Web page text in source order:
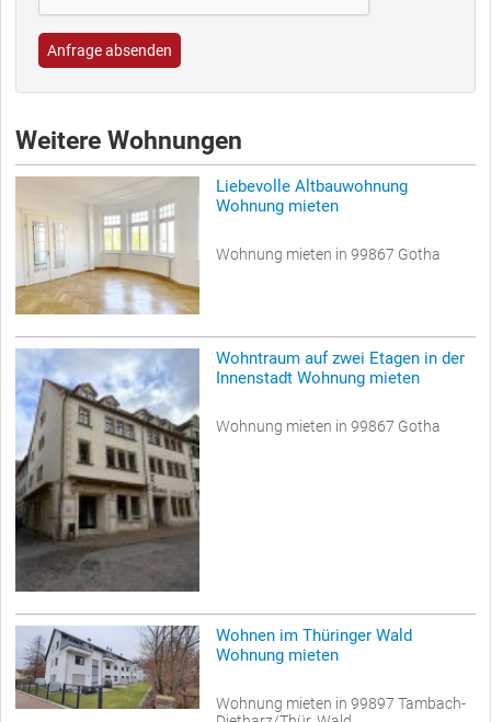
Anfrage absenden
Weitere Wohnungen
Liebevolle Altbauwohnung
Wohnung mieten
Wohnung mieten in 99867 Gotha
Wohntraum auf zwei Etagen in der
Innenstadt Wohnung mieten
Wohnung mieten in 99867 Gotha
Wohnen im Thüringer Wald
Wohnung mieten
Wohnung mieten in 99897 Tambach-